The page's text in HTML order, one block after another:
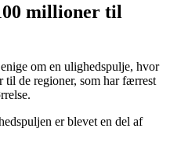
millioner til
om en ulighedspulje, hvor
de regioner, som har færrest
er blevet en del af